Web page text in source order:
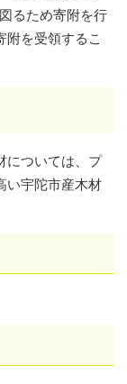
るため寄附を行
附を受領するこ
については、プ
い宇陀市産木材